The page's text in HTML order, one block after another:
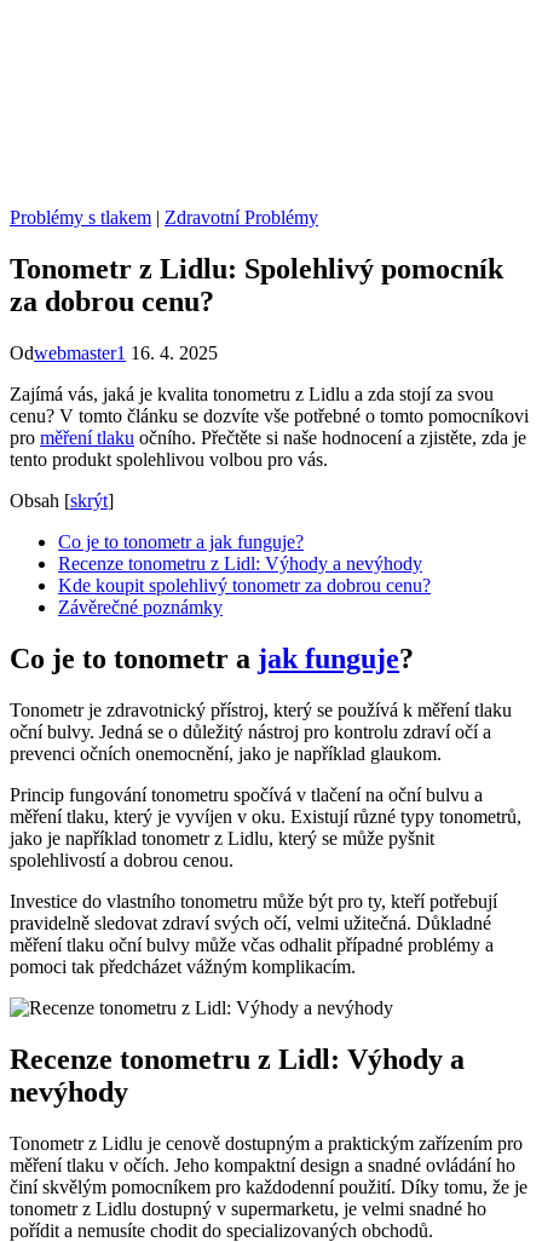
Problémy s tlakem | Zdravotní Problémy
Tonometr z Lidlu: Spolehlivý pomocník
za dobrou cenu?
Odwebmaster1 16. 4. 2025
Zajímá vás, jaká je kvalita tonometru z Lidlu a zda stojí za svou
cenu? V tomto článku se dozvíte vše potřebné o tomto pomocníkovi
pro měření tlaku očního. Přečtěte si naše hodnocení a zjistěte, zda je
tento produkt spolehlivou volbou pro vás.
Obsah [skrýt]
Co je to tonometr a jak funguje?
Recenze tonometru z Lidl: Výhody a nevýhody
Kde koupit spolehlivý tonometr za dobrou cenu?
Závěrečné poznámky
Co je to tonometr a jak funguje?
Tonometr je zdravotnický přístroj, který se používá k měření tlaku
oční bulvy. Jedná se o důležitý nástroj pro kontrolu zdraví očí a
prevenci očních onemocnění, jako je například glaukom.
Princip fungování tonometru spočívá v tlačení na oční bulvu a
měření tlaku, který je vyvíjen v oku. Existují různé typy tonometrů,
jako je například tonometr z Lidlu, který se může pyšnit
spolehlivostí a dobrou cenou.
Investice do vlastního tonometru může být pro ty, kteří potřebují
pravidelně sledovat zdraví svých očí, velmi užitečná. Důkladné
měření tlaku oční bulvy může včas odhalit případné problémy a
pomoci tak předcházet vážným komplikacím.
Recenze tonometru z Lidl: Výhody a
nevýhody
Tonometr z Lidlu je cenově dostupným a praktickým zařízením pro
měření tlaku v očích. Jeho kompaktní design a snadné ovládání ho
činí skvělým pomocníkem pro každodenní použití. Díky tomu, že je
tonometr z Lidlu dostupný v supermarketu, je velmi snadné ho
pořídit a nemusíte chodit do specializovaných obchodů.